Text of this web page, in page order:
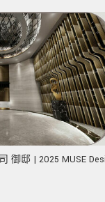
御邸 | 2025 MUSE